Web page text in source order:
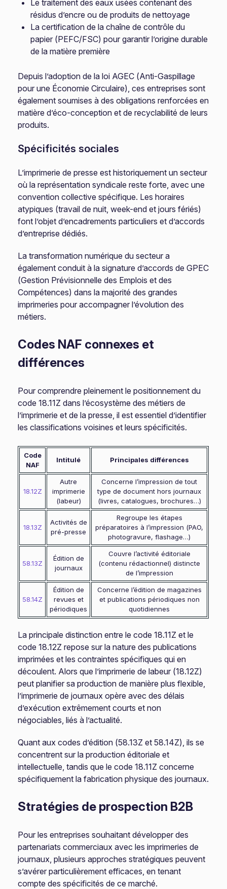
Le traitement des eaux usées contenant des
résidus d’encre ou de produits de nettoyage
La certification de la chaîne de contrôle du
papier (PEFC/FSC) pour garantir l’origine durable
de la matière première
Depuis l’adoption de la loi AGEC (Anti-Gaspillage
pour une Économie Circulaire), ces entreprises sont
également soumises à des obligations renforcées en
matière d’éco-conception et de recyclabilité de leurs
produits.
Spécificités sociales
L’imprimerie de presse est historiquement un secteur
où la représentation syndicale reste forte, avec une
convention collective spécifique. Les horaires
atypiques (travail de nuit, week-end et jours fériés)
font l’objet d’encadrements particuliers et d’accords
d’entreprise dédiés.
La transformation numérique du secteur a
également conduit à la signature d’accords de GPEC
(Gestion Prévisionnelle des Emplois et des
Compétences) dans la majorité des grandes
imprimeries pour accompagner l’évolution des
métiers.
Codes NAF connexes et
différences
Pour comprendre pleinement le positionnement du
code 18.11Z dans l’écosystème des métiers de
l’imprimerie et de la presse, il est essentiel d’identifier
les classifications voisines et leurs spécificités.
Code
NAF
Intitulé Principales différences
18.12Z
Autre
imprimerie
(labeur)
Concerne l’impression de tout
type de document hors journaux
(livres, catalogues, brochures…)
18.13Z
Activités de
pré-presse
Regroupe les étapes
préparatoires à l’impression (PAO,
photogravure, flashage…)
58.13Z
Édition de
journaux
Couvre l’activité éditoriale
(contenu rédactionnel) distincte
de l’impression
58.14Z
Édition de
revues et
périodiques
Concerne l’édition de magazines
et publications périodiques non
quotidiennes
La principale distinction entre le code 18.11Z et le
code 18.12Z repose sur la nature des publications
imprimées et les contraintes spécifiques qui en
découlent. Alors que l’imprimerie de labeur (18.12Z)
peut planifier sa production de manière plus flexible,
l’imprimerie de journaux opère avec des délais
d’exécution extrêmement courts et non
négociables, liés à l’actualité.
Quant aux codes d’édition (58.13Z et 58.14Z), ils se
concentrent sur la production éditoriale et
intellectuelle, tandis que le code 18.11Z concerne
spécifiquement la fabrication physique des journaux.
Stratégies de prospection B2B
Pour les entreprises souhaitant développer des
partenariats commerciaux avec les imprimeries de
journaux, plusieurs approches stratégiques peuvent
s’avérer particulièrement efficaces, en tenant
compte des spécificités de ce marché.